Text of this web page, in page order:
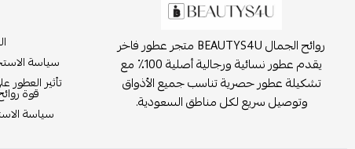
روائح الجمال BEAUTYS4U متجر عطور فاخر
يقدم عطور نسائية ورجالية أصلية 100٪ مع
تشكيلة عطور حصرية تناسب جميع الأذواق
وتوصيل سريع لكل مناطق السعودية.
سياسة
تأثير العطور
قوة
سياسة